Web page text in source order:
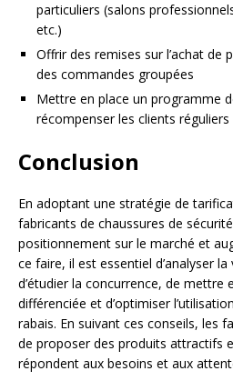
particuliers (salons
etc.)
Offrir des remises sur l’achat de
des commandes groupées
Mettre en place un programme
récompenser les clients réguliers
Conclusion
En adoptant une stratégie de
fabricants de chaussures de
positionnement sur le marché et
ce faire, il est essentiel d’analyser
d’étudier la concurrence, de mettre
différenciée et d’optimiser
rabais. En suivant ces conseils, les
de proposer des produits attractifs
répondent aux besoins et aux